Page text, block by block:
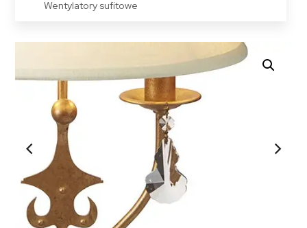
Wentylatory sufitowe